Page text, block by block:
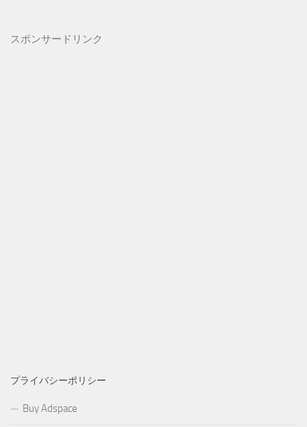
スポンサードリンク
プライバシーポリシー
Buy Adspace